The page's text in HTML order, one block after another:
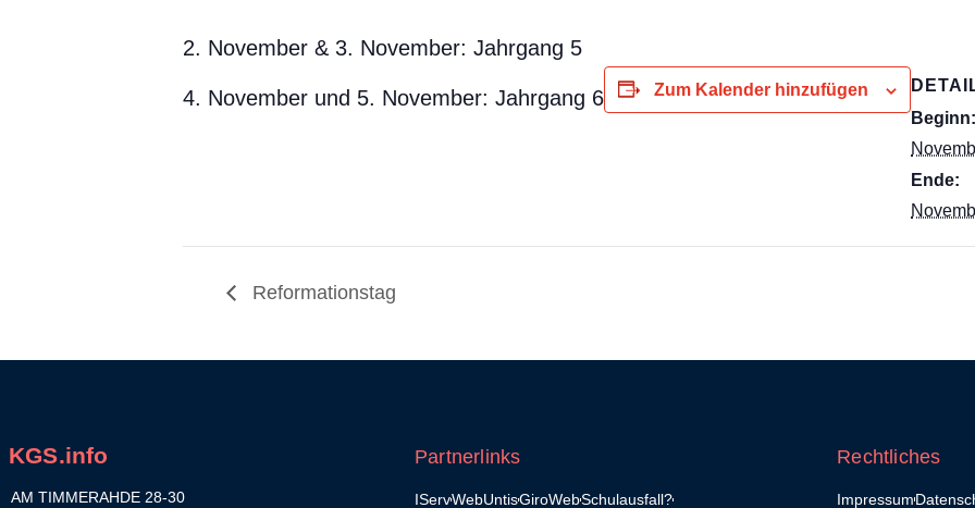
2. November & 3. November: Jahrgang 5
4. November und 5. November: Jahrgang 6 Zum Kalender hinzufügen
Beginn:
Ende:
Reformationstag
KGS.info
AM TIMMERAHDE 28-30
Partnerlinks
IServWebUntisGiroWebSchulausfall?
Rechtliches
Impressum